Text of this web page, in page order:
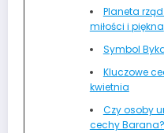
Planeta
miłości i piękna
Symbol
Kluczowe
kwietnia
Czy osoby
cechy Barana?